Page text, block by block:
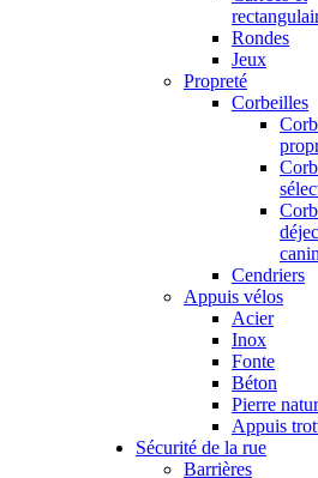
Rondes
Jeux
Propreté
Corbeilles
Cendriers
Appuis vélos
Acier
Inox
Fonte
Béton
Pierre
Appuis
Sécurité de la rue
Barrières